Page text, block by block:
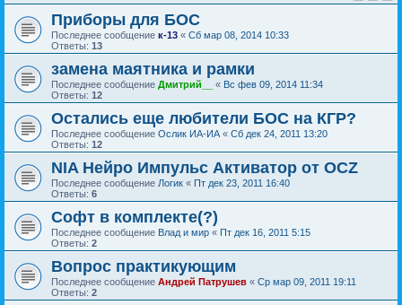
Приборы для БОС
Последнее сообщение к-13 « Сб мар 08, 2014 10:33
Ответы: 13
замена маятника и рамки
Последнее сообщение Дмитрий__ « Вс фев 09, 2014 11:34
Ответы: 12
Остались еще любители БОС на КГР?
Последнее сообщение Ослик ИА-ИА « Сб дек 24, 2011 13:20
Ответы: 12
NIA Нейро Импульс Активатор от OCZ
Последнее сообщение Логик « Пт дек 23, 2011 16:40
Ответы: 6
Софт в комплекте(?)
Последнее сообщение Влад и мир « Пт дек 16, 2011 5:15
Ответы: 2
Вопрос практикующим
Последнее сообщение Андрей Патрушев « Ср мар 09, 2011 19:11
Ответы: 2